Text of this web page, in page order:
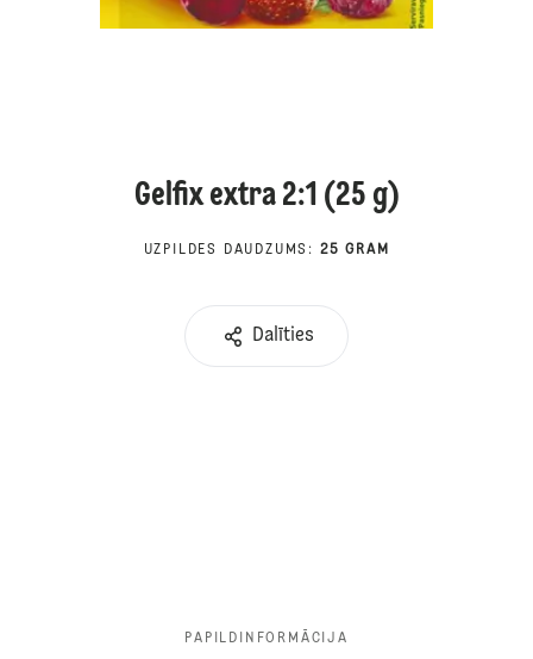
Gelfix extra 2:1 (25 g)
UZPILDES DAUDZUMS : 25 GRAM
Dalīties
PAPILDINFORMĀCIJA